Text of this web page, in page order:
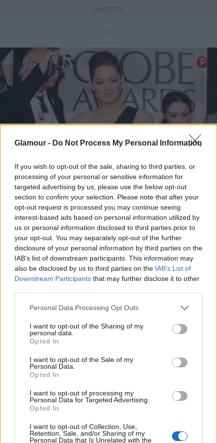
Glamour - Do Not Process My Personal Information
If you wish to opt-out of the sale, sharing to third parties, or
processing of your personal or sensitive information for
targeted advertising by us, please use the below opt-out
section to confirm your selection. Please note that after your
opt-out request is processed you may continue seeing
interest-based ads based on personal information utilized by
us or personal information disclosed to third parties prior to
your opt-out. You may separately opt-out of the further
disclosure of your personal information by third parties on the
IAB’s list of downstream participants. This information may
also be disclosed by us to third parties on the IAB’s List of
Downstream Participants that may further disclose it to other
Please note that this website/app uses one or more Google
not limited to your visit or usage behaviour. You may click to
grant or deny consent to Google and its third-party tags to
use your data for below specified purposes in below Google
consent section.
Personal Data Processing Opt Outs
I want to opt-out of the Sharing of my
personal data.
Opted In
I want to opt-out of the Sale of my
Personal Data.
Opted In
I want to opt-out of processing my
Personal Data for Targeted Advertising.
Opted In
I want to opt-out of Collection, Use,
Retention, Sale, and/or Sharing of my
Personal Data that Is Unrelated with the